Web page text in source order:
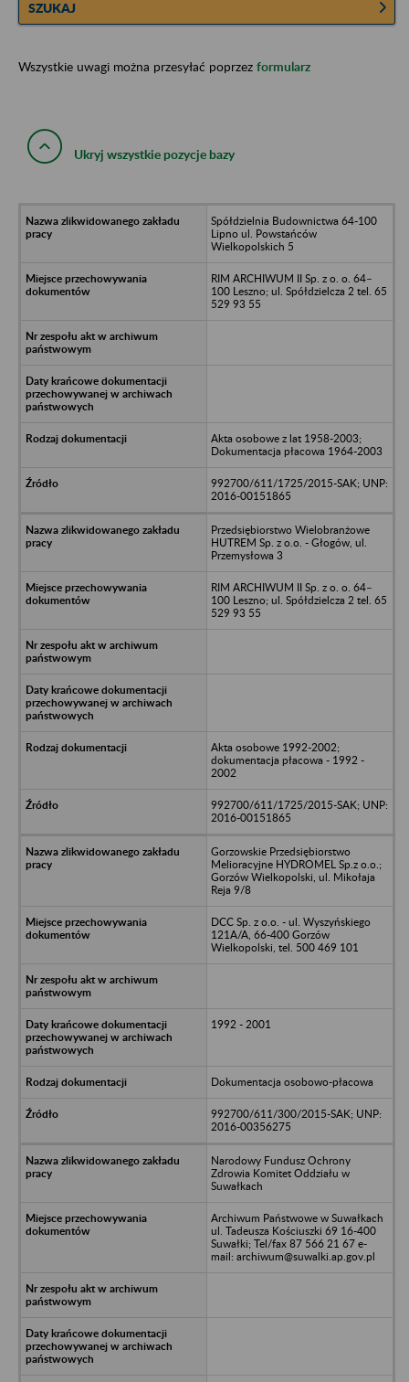
SZUKAJ
Wszystkie uwagi można przesyłać poprzez formularz
Ukryj wszystkie pozycje bazy
Spółdzielnia Budownictwa 64-100
Lipno ul. Powstańców
Wielkopolskich 5
RIM ARCHIWUM II Sp. z o. o. 64–
100 Leszno; ul. Spółdzielcza 2 tel. 65
529 93 55
Akta osobowe z lat 1958-2003;
Dokumentacja płacowa 1964-2003
992700/611/1725/2015-SAK; UNP:
2016-00151865
Przedsiębiorstwo Wielobranżowe
HUTREM Sp. z o.o. - Głogów, ul.
Przemysłowa 3
RIM ARCHIWUM II Sp. z o. o. 64–
100 Leszno; ul. Spółdzielcza 2 tel. 65
529 93 55
Akta osobowe 1992-2002;
dokumentacja płacowa - 1992 -
2002
992700/611/1725/2015-SAK; UNP:
2016-00151865
Gorzowskie Przedsiębiorstwo
Melioracyjne HYDROMEL Sp.z o.o.;
Gorzów Wielkopolski, ul. Mikołaja
Reja 9/8
DCC Sp. z o.o. - ul. Wyszyńskiego
121A/A, 66-400 Gorzów
Wielkopolski, tel. 500 469 101
1992 - 2001
Dokumentacja osobowo-płacowa
992700/611/300/2015-SAK; UNP:
2016-00356275
Narodowy Fundusz Ochrony
Zdrowia Komitet Oddziału w
Suwałkach
Archiwum Państwowe w Suwałkach
ul. Tadeusza Kościuszki 69 16-400
Suwałki; Tel/fax 87 566 21 67 e-
mail: archiwum@suwalki.ap.gov.pl